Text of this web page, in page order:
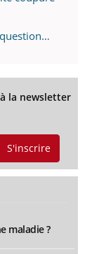
la newsletter
S'inscrire
maladie ?